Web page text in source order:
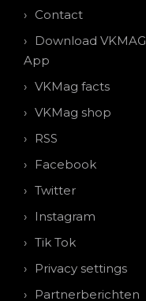
Contact
Download VKMAG
App
VKMag facts
VKMag shop
RSS
Facebook
Twitter
Instagram
Tik Tok
Privacy settings
Partnerberichten